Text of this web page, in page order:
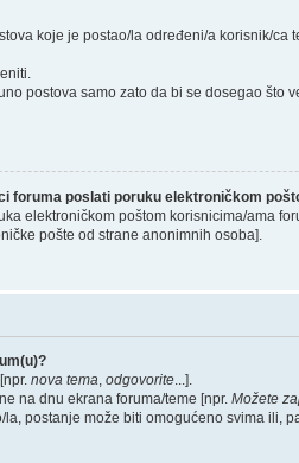
koje je postao/la određeni/a korisnik/
postova samo zato da bi se dosegao što
foruma poslati poruku elektroničkom
elektroničkom poštom korisnicima/ama
pošte od strane anonimnih osoba].
nova tema, odgovorite...].
na dnu ekrana foruma/teme [npr. Možete
postanje može biti omogućeno svima ili,